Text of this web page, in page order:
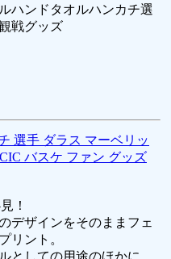
ハンドタオルハンカチ選
戦グッズ
選手 ダラス マーベリッ
バスケ ファン グッズ
！
デザインをそのままフェ
リント。
としての用途のほかに、